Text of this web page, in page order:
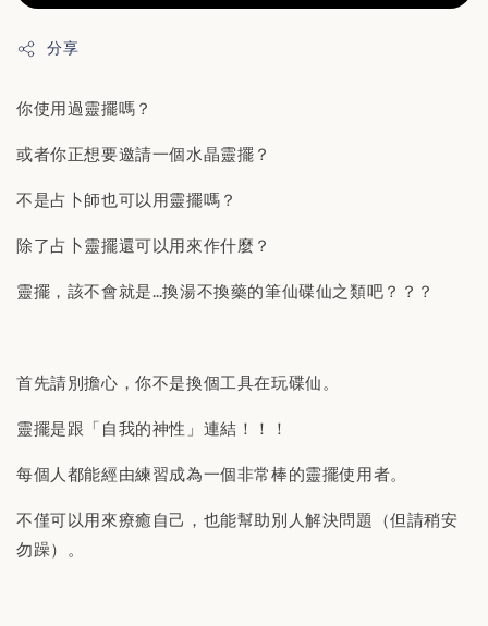
分享
你使用過靈擺嗎？
或者你正想要邀請一個水晶靈擺？
不是占卜師也可以用靈擺嗎？
除了占卜靈擺還可以用來作什麼？
靈擺，該不會就是…換湯不換藥的筆仙碟仙之類吧？？？
首先請別擔心，你不是換個工具在玩碟仙。
靈擺是跟「自我的神性」連結！！！
每個人都能經由練習成為一個非常棒的靈擺使用者。
不僅可以用來療癒自己，也能幫助別人解決問題（但請稍安
勿躁）。